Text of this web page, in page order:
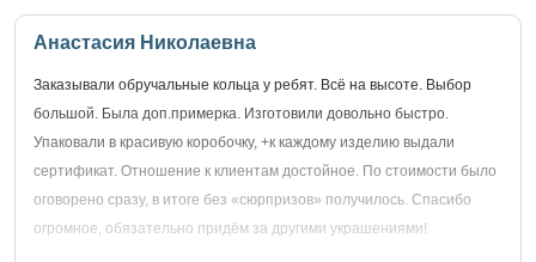
Анастасия Николаевна
Заказывали обручальные кольца у ребят. Всё на высоте. Выбор
большой. Была доп.примерка. Изготовили довольно быстро.
Упаковали в красивую коробочку, +к каждому изделию выдали
сертификат. Отношение к клиентам достойное. По стоимости было
оговорено сразу, в итоге без «сюрпризов» получилось. Спасибо
огромное, обязательно придём за другими украшениями!